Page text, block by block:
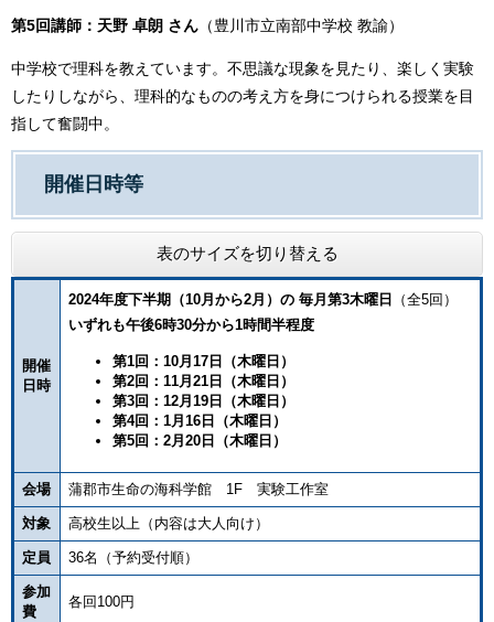
第5回講師：天野 卓朗 さん （豊川市立南部中学校 教諭）
中学校で理科を教えています。不思議な現象を見たり、楽しく実験
したりしながら、理科的なものの考え方を身につけられる授業を目
指して奮闘中。
開催日時等
表のサイズを切り替える
開催
日時
2024年度下半期（10月から2月）の 毎月第3木曜日
（全5回）
いずれも午後6時30分から1時間半程度
第1回：10月17日（木曜日）
第2回：11月21日（木曜日）
第3回：12月19日（木曜日）
第4回：1月16日（木曜日）
第5回：2月20日（木曜日）
会場 蒲郡市生命の海科学館 1F 実験工作室
対象 高校生以上（内容は大人向け）
定員 36名（予約受付順）
参加
費
各回100円